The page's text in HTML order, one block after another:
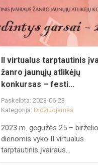
II virtualus tarptautinis
žanro jaunųjų atlikėjų
konkursas – festi...
Paskelbta: 2023-06-23
Kategorija: Didžiuojamės
2023 m. gegužės 25 –
dienomis vyko II virtualus
tarptautinis įvairaus...